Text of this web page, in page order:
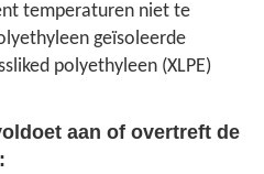
temperaturen niet te
geïsoleerde
polyethyleen (XLPE)
aan of overtreft de